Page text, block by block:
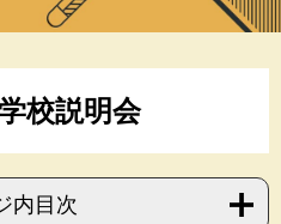
校説明会
内目次